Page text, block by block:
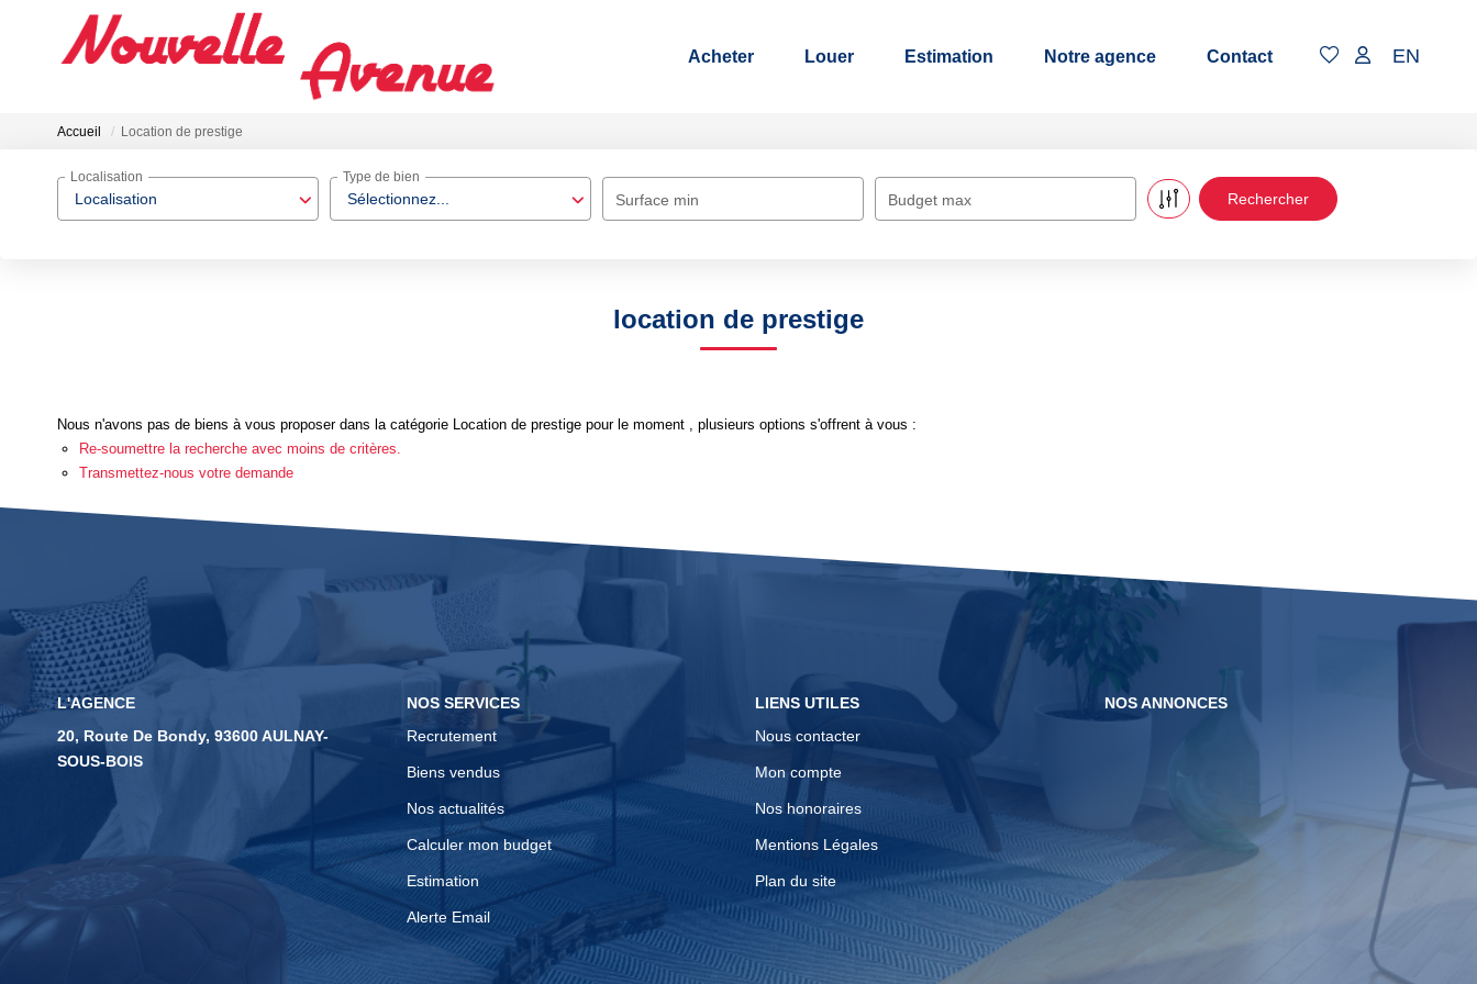
Acheter Louer Estimation Notre agence Contact EN
Accueil Location de prestige
Localisation
Localisation
Sélectionnez...
Type de bien
Surface min Budget max
location de prestige
Nous n'avons pas de biens à vous proposer dans la catégorie Location de prestige pour le moment , plusieurs options s'offrent à vous :
Re-soumettre la recherche avec moins de critères.
Transmettez-nous votre demande
L'AGENCE
20, Route De Bondy, 93600 AULNAY-
SOUS-BOIS
NOS SERVICES
Recrutement
Biens vendus
Nos actualités
Calculer mon budget
Estimation
Alerte Email
LIENS UTILES
Nous contacter
Mon compte
Nos honoraires
Mentions Légales
Plan du site
NOS ANNONCES